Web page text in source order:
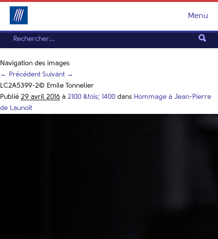
Menu
Navigation des images
← Précédent Suivant →
LC2A5399-2© Emile Tonnelier
Publié 29 avril 2016 à 2100 &fois; 1400 dans Hommage à Jean-Pierre
de Launoit